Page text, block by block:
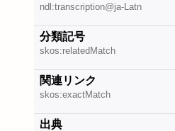
ndl:transcription@ja-Latn
分類記号
skos:relatedMatch
関連リンク
skos:exactMatch
出典